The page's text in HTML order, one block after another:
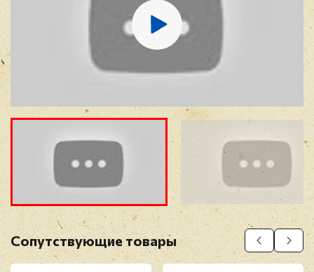
Прикрепить фото
Оставить отзыв
Перед публикацией отзывы проходят
Сопутствующие товары